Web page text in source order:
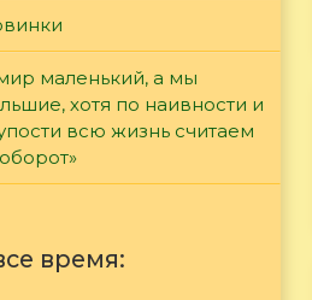
маленький, а мы
хотя по наивности и
всю жизнь считаем
время: